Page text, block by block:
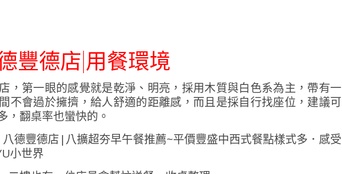
豐德店|用餐環境
，第一眼的感覺就是乾淨、明亮，採用木質與白色系為主，帶有一
不會過於擁擠，給人舒適的距離感，而且是採自行找座位，建議可
，翻桌率也蠻快的。